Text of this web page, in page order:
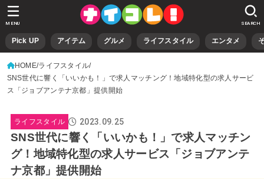
Pick UP アイテム グルメ ライフスタイル エンタメ
SEARCH
MENU
HOME ライフスタイル
SNS世代に響く「いいかも！」で求人マッチング！地域特化型の求人サービ
ス「ジョブアンテナ京都」提供開始
ライフスタイル 2023.09.25
SNS世代に響く「いいかも！」で求人マッチン
グ！地域特化型の求人サービス「ジョブアンテ
ナ京都」提供開始